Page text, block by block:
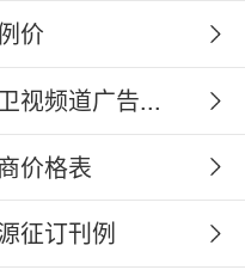
价
视频道广告...
价格表
征订刊例